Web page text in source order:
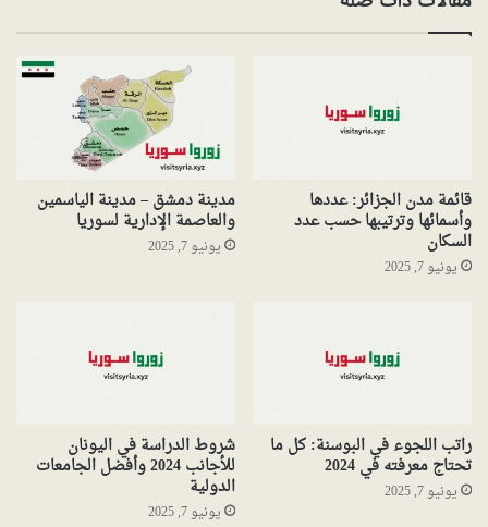
قائمة مدن الجزائر: عددها
وأسمائها وترتيبها حسب عدد
السكان
يونيو 7, 2025
مدينة دمشق – مدينة الياسمين
والعاصمة الإدارية لسوريا
يونيو 7, 2025
راتب اللجوء في البوسنة: كل ما
تحتاج معرفته في 2024
يونيو 7, 2025
شروط الدراسة في اليونان
للأجانب 2024 وأفضل الجامعات
الدولية
يونيو 7, 2025